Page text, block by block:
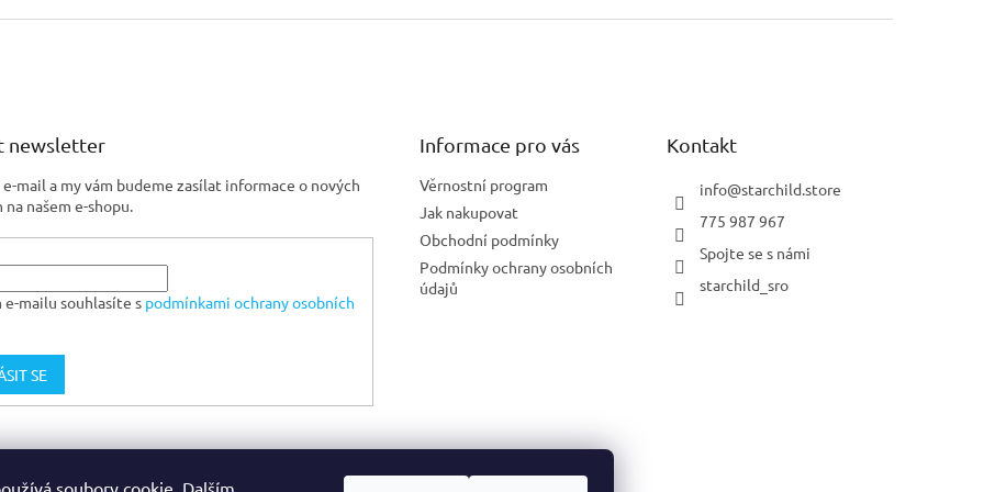
soubory cookie. Dalším
newsletter
mail a my vám budeme zasílat informace o nových
našem e-shopu.
mailu souhlasíte s podmínkami ochrany osobních
SE
Informace pro vás
Věrnostní program
Jak nakupovat
Obchodní podmínky
Podmínky ochrany osobních
údajů
Kontakt
info@starchild.store
775 987 967
Spojte se s námi
starchild_sro